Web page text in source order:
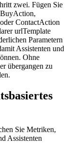
zwei. Fügen Sie
ContactAction
urlTemplate
Parametern
Assistenten und
Ohne
übergangen zu
Sie Metriken,
Assistenten